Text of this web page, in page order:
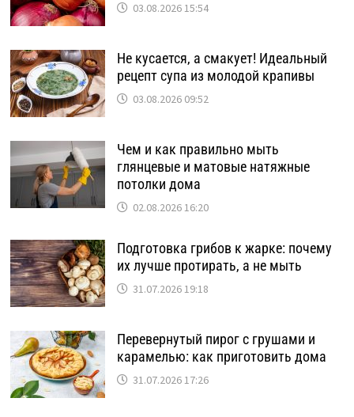
03.08.2026 15:54
Не кусается, а смакует! Идеальный
рецепт супа из молодой крапивы
03.08.2026 09:52
Чем и как правильно мыть
глянцевые и матовые натяжные
потолки дома
02.08.2026 16:20
Подготовка грибов к жарке: почему
их лучше протирать, а не мыть
31.07.2026 19:18
Перевернутый пирог с грушами и
карамелью: как приготовить дома
31.07.2026 17:26